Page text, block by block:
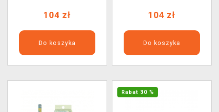
104 zł
Do koszyka
104 zł
Do koszyka
Rabat 30 %